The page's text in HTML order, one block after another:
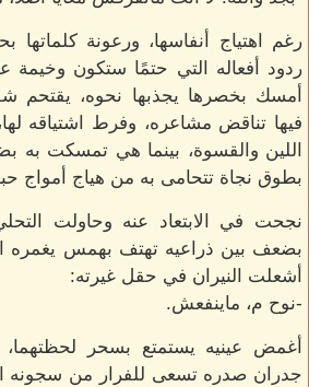
رغم اهتياج أنفاسها، ورعونة كلماتها
ردود أفعاله التي حتمًا ستكون وخيمة
أمسك بخصرها يجذبها نحوه، يقتحم
فيها تناقض مشاعره، وفرط اشتياقه
اللين والقسوة، بينما هي تمسكت به
بطوق نجاة تتحامى به من هياج أمواج
نجحت في الابتعاد عنه وحاولت
بضعف بين ذراعيه تهتف بهمس يغمره
أشعلت النيران في حقل غيرته:
-نوح م، ماينفعش.
أغمض عينيه يستمتع بسحر
جدران صدره تسعى للفرار من سجونه